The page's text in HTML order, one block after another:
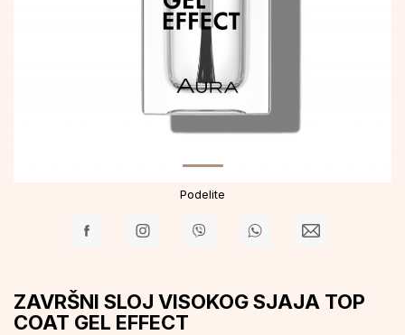
Podelite
ZAVRŠNI SLOJ VISOKOG SJAJA TOP
COAT GEL EFFECT